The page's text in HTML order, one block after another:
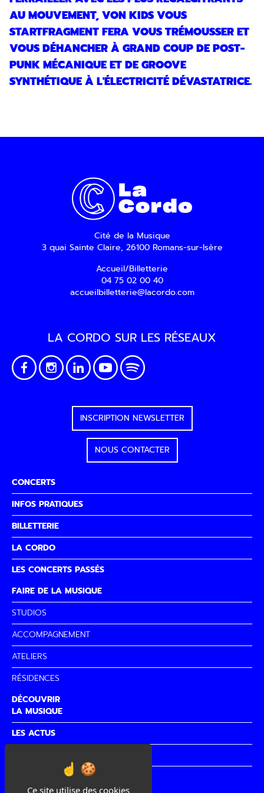
Ce site utilise des cookies
AU MOUVEMENT, VON KIDS VOUS
STARTFRAGMENT FERA VOUS TRÉMOUSSER ET
VOUS DÉHANCHER À GRAND COUP DE POST-
PUNK MÉCANIQUE ET DE GROOVE
SYNTHÉTIQUE À L'ÉLECTRICITÉ DÉVASTATRICE.
Cité de la Musique
3 quai Sainte Claire, 26100 Romans-sur-Isère
Accueil/Billetterie
04 75 02 00 40
accueilbilletterie@lacordo.com
CONCERTS
INFOS PRATIQUES
BILLETTERIE
LA CORDO
LES CONCERTS PASSÉS
FAIRE DE LA MUSIQUE
STUDIOS
ACCOMPAGNEMENT
ATELIERS
RÉSIDENCES
DÉCOUVRIR
LA MUSIQUE
LES ACTUS
LA MUSIQUE
LA CORDO SUR LES RÉSEAUX
INSCRIPTION NEWSLETTER
NOUS CONTACTER
contactant. Pour en savoir plus, consultez
Politique de confidentialité
SOUMETTRE